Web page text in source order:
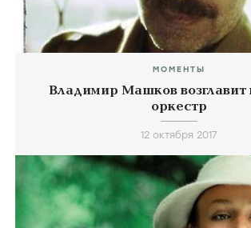
МОМЕНТЫ
Владимир Машков
оркестр
12 октября 2017